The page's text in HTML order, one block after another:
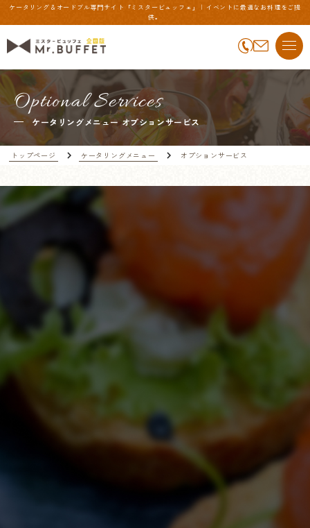
ケータリング＆オードブル専門サイト「ミスタービュッフェ」 | イベントに最適なお料理をご提
供。
Optional Services
ケータリングメニュー オプションサービス
トップページ ケータリングメニュー オプションサービス